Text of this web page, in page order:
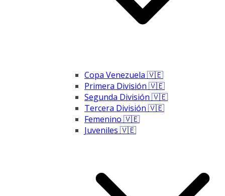
Copa Venezuela 🇻🇪
Primera División 🇻🇪
Segunda División 🇻🇪
Tercera División 🇻🇪
Femenino 🇻🇪
Juveniles 🇻🇪